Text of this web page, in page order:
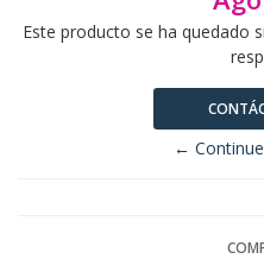
Este producto se ha quedado
←